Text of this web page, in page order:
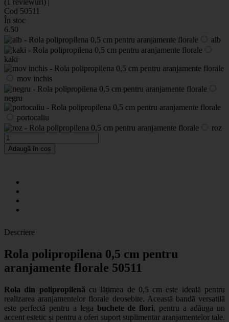
Cod 50511
În stoc
6.50
alb
kaki
mov inchis
negru
portocaliu
roz
Adaugă în coș
Descriere
Rola polipropilena 0,5 cm pentru
aranjamente florale 50511
Rola din polipropilenă cu lățimea de 0,5 cm este ideală pentru
realizarea aranjamentelor florale deosebite. Această bandă versatilă
este perfectă pentru a lega buchete de flori, pentru a adăuga un
accent estetic și pentru a oferi suport suplimentar aranjamentelor tale.